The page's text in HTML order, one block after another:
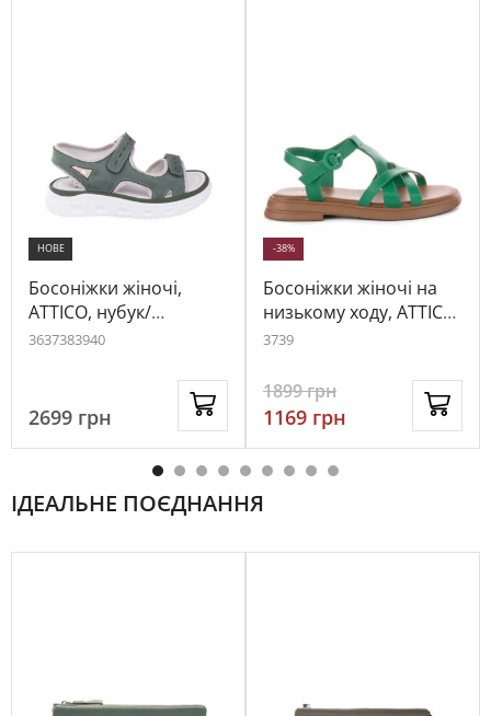
НОВЕ
Босоніжки жіночі,
ATTICO, нубук/
текстиль, колір
3637383940
2699 грн
Босоніжки жіночі на
низькому ходу, ATTICO,
шкіра, колір зелений,
-38%
3739
1899грн
1169 грн
ІДЕАЛЬНЕ ПОЄДНАННЯ